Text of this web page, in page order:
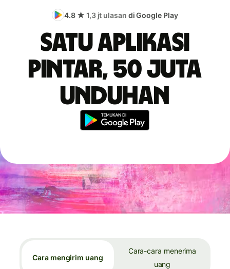
4.8 ★ 1,3 jt ulasan di Google Play
Satu aplikasi
pintar, 50 juta
unduhan
Cara mengirim uang
Cara-cara menerima
uang